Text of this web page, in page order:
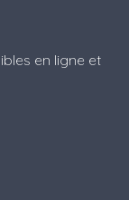
en ligne et